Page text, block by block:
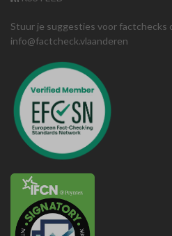
Stuur je suggesties voor factchecks
info@factcheck.vlaanderen